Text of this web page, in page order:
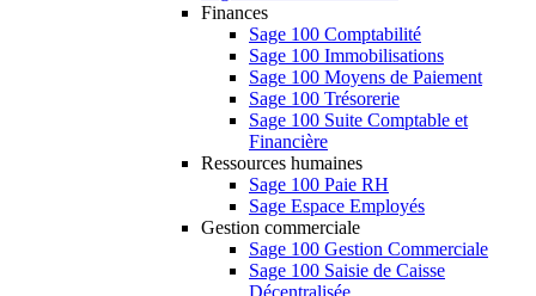
Finances
Sage 100 Comptabilité
Sage 100 Immobilisations
Sage 100 Moyens de Paiement
Sage 100 Trésorerie
Sage 100 Suite Comptable et
Financière
Ressources humaines
Sage 100 Paie RH
Sage Espace Employés
Gestion commerciale
Sage 100 Gestion Commerciale
Sage 100 Saisie de Caisse
Décentralisée